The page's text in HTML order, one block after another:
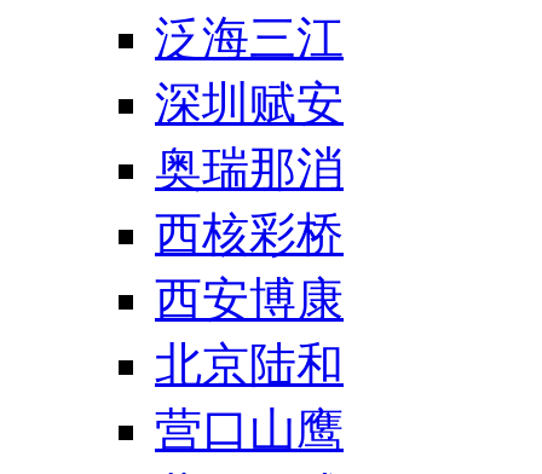
泛海三江
深圳赋安
奥瑞那消
西核彩桥
西安博康
北京陆和
营口山鹰